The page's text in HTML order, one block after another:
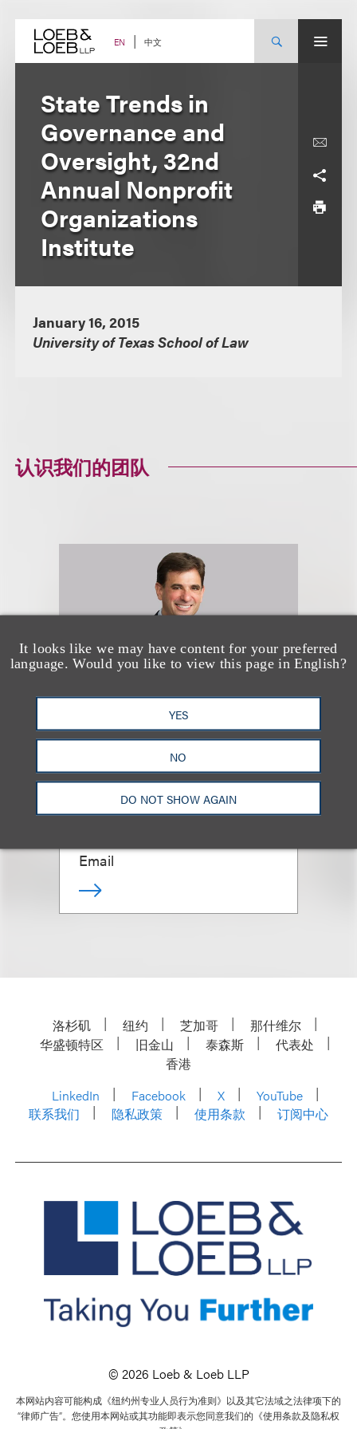
content EN 中文
It looks like we may have content for your preferred
language. Would you like to view this page in English?
YES
NO
DO NOT SHOW AGAIN
State Trends in
Governance and
Oversight, 32nd
Annual Nonprofit
Organizations
Institute
January 16, 2015
University of Texas School of Law
认识我们的团队
Jason R. Lilien
Co-Chair, Nonprofits & Tax-
Exempt Organizations
Email
洛杉矶 纽约 芝加哥
那什维尔
华盛顿特区
旧金山 泰森斯
代表处
香港
LinkedIn
Facebook X
YouTube
联系我们
隐私政策 使用条款 订阅中心
© 2026 Loeb & Loeb LLP
本网站内容可能构成《纽约州专业人员行为准则》以及其它法域之法律项下的
“律师广告”。您使用本网站或其功能即表示您同意我们的《使用条款及隐私权